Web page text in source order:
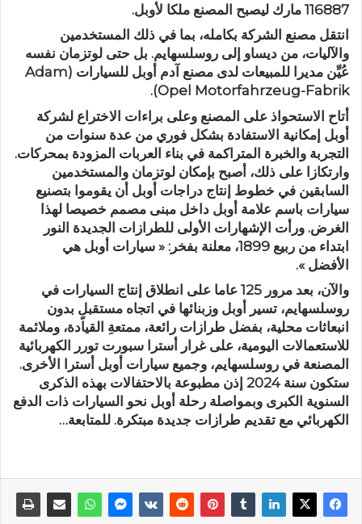
116887 مارك ليصبح المصنع ملكا لأوبل.
انتقل مصنع الشركة بكامله، بما في ذلك المستخدمين
والآليات، من ديساو إلى روسلسهايم. بل حتى لوتزمان نفسه
عُيِّن مديرا للمبيعات لدى مصنع آدم أوبل للسيارات (Adam
Opel Motorfahrzeug-Fabrik
).
أتاح الاستحواذ على المصنع وعلى براءات الاختراع لشركة
أوبل إمكانية الاستفادة بشكل فوري من عدة سنوات من
التجربة والخبرة المتراكمة في بناء العربات المزودة بمحركات.
وارتكازا على ذلك، أصبح بإمكان لوتزمان والمستخدمين
السابقين في خطوط إنتاج دراجات أوبل أن يقوموا بتصنيع
سيارات باسم علامة أوبل داخل مبنى مصمم خصيصا لهذا
الغرض. ورأت الإشهارات الأولى للطرازات الجديدة النور
ابتداء من ربيع 1899، معلنة بفخر: « سيارات أوبل هي
الأفضل ».
والآن، بعد مرور 125 عاما على انطلاق إنتاج السيارات في
روسلسهايم، تسير أوبل وزبنائها في اتجاه مستقبلٍ بدون
انبعاثات محلية، بفضل طرازات رائعة، ممتعةِ القيادة، وملائمة
للاستعمالات اليومية، على غرار أسترا سبورت تورر الكهربائية
المصنعة في روسلسهايم، وجميع سيارات أوبل أسترا الأخرى.
ستكون سنة 2024 إذن مطبوعة بالاحتفالات بهذه الذكرى
السنوية الكبرى وبمواصلة رحلة أوبل نحو السيارات ذات الدفع
الكهربائي مع تقديم طرازات جديدة مبتكرة. للمتابعة…